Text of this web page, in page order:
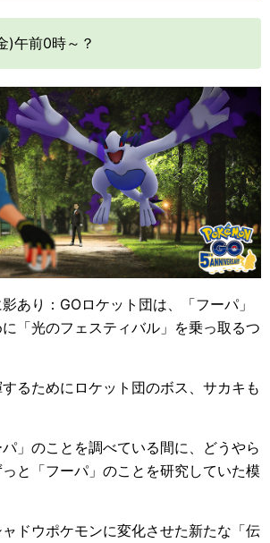
ナ ヤミラミ
コ ズルッグ ヒトモシ
場イベント開催前にお知らせした
ラス」と「ゴビット」は出現につい
間2021年9月6日（月）朝6時まで
ギラス」と「ゴビット」は出現が確
らず、誤報となり、申し訳ありま
)午前0時～？
あり：GOロケット団は、「フーパ」
「光のフェスティバル」を乗っ取るつ
るためにロケット団のボス、サカキも
」のことを調べている間に、どうやら
と「フーパ」のことを研究していた模
ドウポケモンに変化させた新たな「伝